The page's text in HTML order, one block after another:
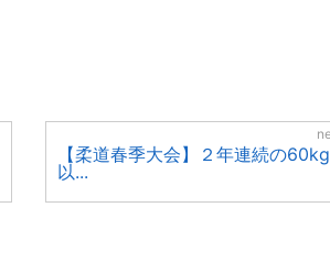
【柔道春季大会】２年連続の60kg
以...